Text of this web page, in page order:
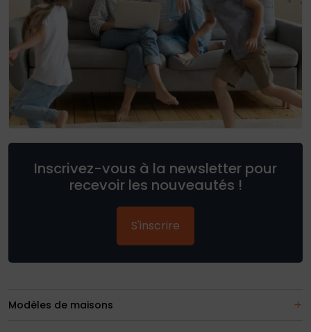
Inscrivez-vous à la newsletter pour
recevoir les nouveautés !
S'inscrire
Modèles de maisons